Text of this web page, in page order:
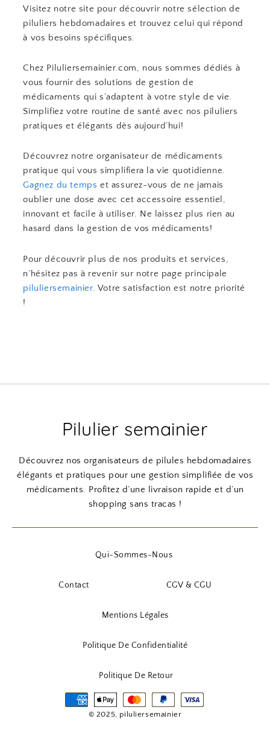
Visitez notre site pour découvrir notre sélection de
piluliers hebdomadaires et trouvez celui qui répond
à vos besoins spécifiques.
Chez Piluliersemainier.com, nous sommes dédiés à
vous fournir des solutions de gestion de
médicaments qui s’adaptent à votre style de vie.
Simplifiez votre routine de santé avec nos piluliers
pratiques et élégants dès aujourd’hui!
Découvrez notre organisateur de médicaments
pratique qui vous simplifiera la vie quotidienne.
Gagnez du temps et assurez-vous de ne jamais
oublier une dose avec cet accessoire essentiel,
innovant et facile à utiliser. Ne laissez plus rien au
hasard dans la gestion de vos médicaments!
Pour découvrir plus de nos produits et services,
n’hésitez pas à revenir sur notre page principale
piluliersemainier. Votre satisfaction est notre priorité
!
Pilulier semainier
Découvrez nos organisateurs de pilules hebdomadaires
élégants et pratiques pour une gestion simplifiée de vos
médicaments. Profitez d’une livraison rapide et d’un
shopping sans tracas !
Qui-Sommes-Nous
Contact CGV & CGU
Mentions Légales
Politique De Confidentialité
Politique De Retour
© 2025, piluliersemainier